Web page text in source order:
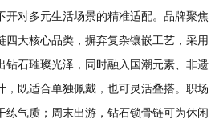
开对多元生活场景的精准适配。品牌聚焦
四大核心品类，摒弃复杂镶嵌工艺，采用
钻石璀璨光泽，同时融入国潮元素、非遗
，既适合单独佩戴，也可灵活叠搭。职场
练气质；周末出游，钻石锁骨链可为休闲